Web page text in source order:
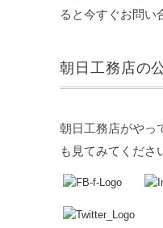
ると今すぐお問い
朝日工務店の
朝日工務店がやっ
も見てみてくださ